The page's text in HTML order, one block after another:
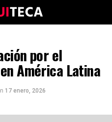
por el
América Latina
17 enero, 2026